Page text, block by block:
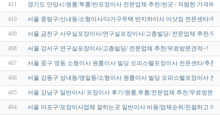
411 경기도 안양시/원룸/투룸/반포장이사 전문업체 추천/싼곳 / 저렴한 가격에
410 서울 중랑구/신내동/소형이사/다가구주택 반지하이사 이삿짐 전문센타/추
409 서울 금천구 사무실포장이사/연구실포장이사/고층빌딩/ 전문업체 추천/무
408 서울 강서구 연구실포장이사/고층빌딩/ 전문업체 추천/무료방문견적~!
407 서울 중구 명동 소형이사 원룸이사 빌딩 오피스텔포장이사 전문센타/추천
406 서울 강동구 성내동/명일동/소형이사 원룸이사 빌딩 오피스텔포장이사 전
405 서울 강남구 일반이사/ 포장이사 후기/원룸,투룸/전문업체 추천/무료방문
404 서울 마포구/포장이사업체 잘하는곳 일반이사 비용/업체순위/친절하고